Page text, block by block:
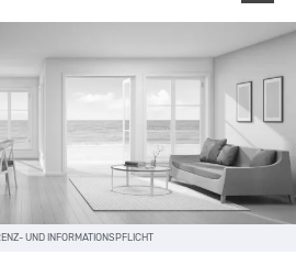
UND INFORMATIONSPFLICHT